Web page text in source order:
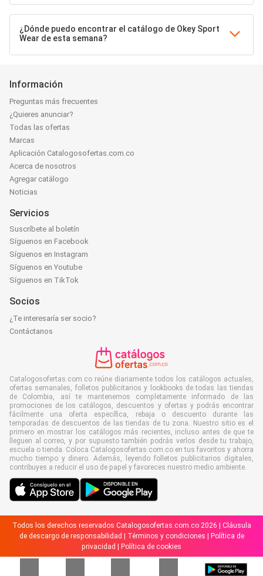
¿Dónde puedo encontrar el catálogo de Okey Sport
Wear de esta semana?
Información
Preguntas más frecuentes
¿Quieres anunciar?
Todas las ofertas
Marcas
Aplicación Catalogosofertas.com.co
Acerca de nosotros
Agregar catálogo
Noticias
Servicios
Suscríbete al boletín
Síguenos en Facebook
Síguenos en Instagram
Síguenos en Youtube
Síguenos en TikTok
Socios
¿Te interesaría ser socio?
Contáctanos
Catalogosofertas.com.co reúne diariamente todos los catálogos actuales,
ofertas semanales, folletos publicitarios y lookbooks de todas las tiendas
de Colombia, así te mantenemos completamente informado de las
promociones de los catálogos, descuentos y ofertas y podrás encontrar
fácilmente una oferta específica, rebaja o descuento durante las
temporadas de descuentos de las tiendas de tu zona. Nuestro sitio es el
primero en mostrar los catálogos más recientes, incluso antes de que te
lleguen al correo, y por supuesto también podrás verlos desde tu trabajo,
escuela o tienda. Coloca Catalogosofertas.com.co en tus favoritos y ahorra
mucho tiempo y dinero. Además, leyendo folletos publicitarios digitales,
contribuyes a reducir el uso de papel y favoreces nuestro medio ambiente.
Todos los derechos reservados Catalogosofertas.com.co 2026 | Cláusula
de descargo de responsabilidad
Términos y condiciones
Política de
privacidad
Política de cookies